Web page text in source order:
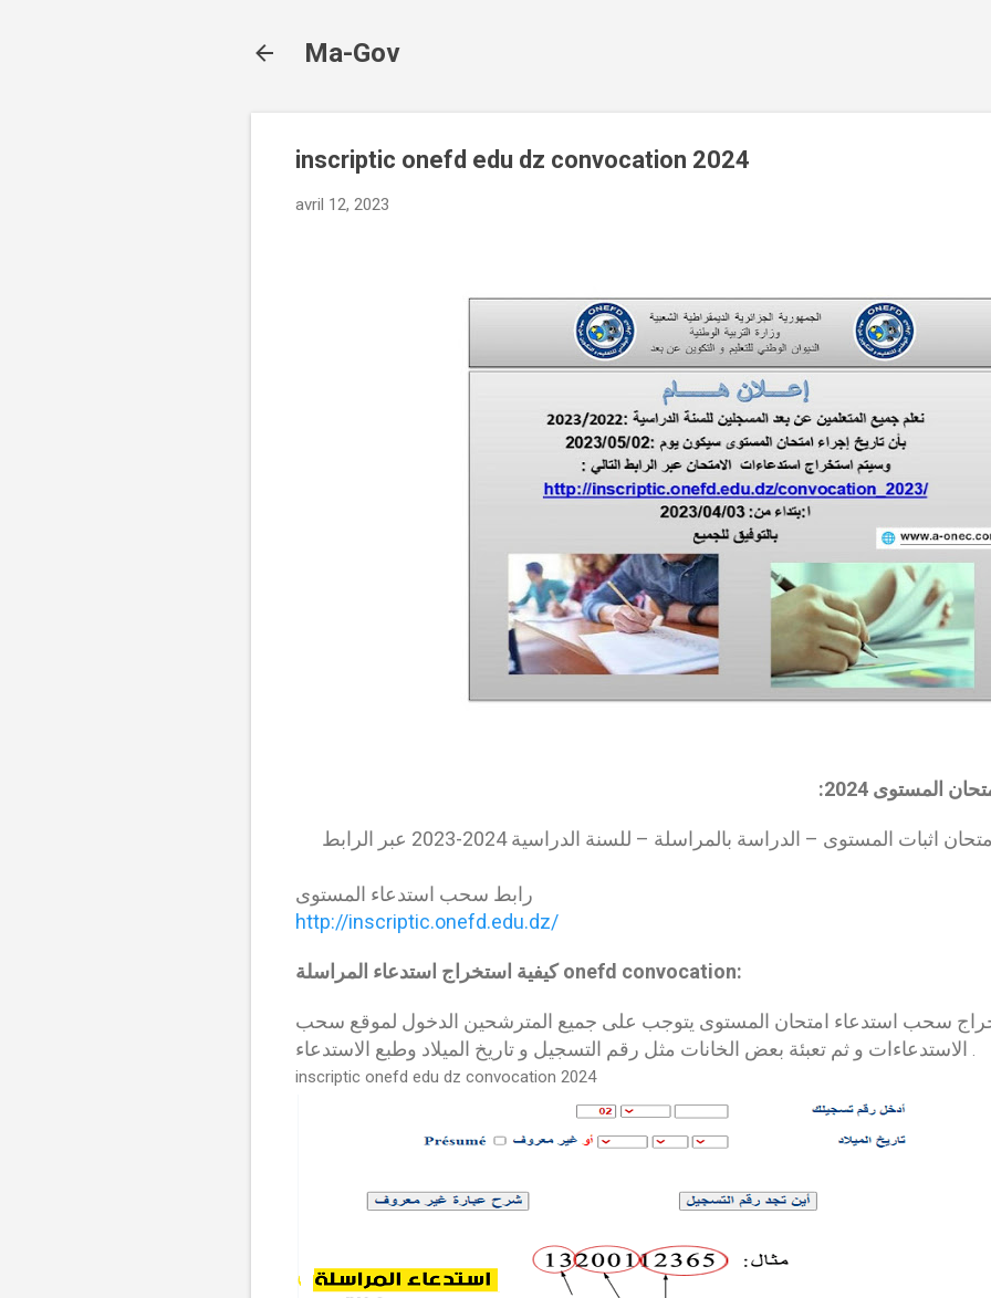
Ma-Gov
inscriptic onefd edu dz convocation 2024
avril 12, 2023
المستوى 2024:
بامكان جميع المسجلين لامتحان اثبات المستوى – الدراسة بالمراسلة – للسنة الدراسية 2024-2023 عبر الرابط
رابط سحب استدعاء المستوى
http://inscriptic.onefd.edu.dz/
كيفية استخراج استدعاء المراسلة onefd convocation:
سحب استدعاء امتحان المستوى يتوجب على جميع المترشحين الدخول لموقع سحب
الاستدعاءات و ثم تعبئة بعض الخانات مثل رقم التسجيل و تاريخ الميلاد وطبع الاستدعاء .
inscriptic onefd edu dz convocation 2024